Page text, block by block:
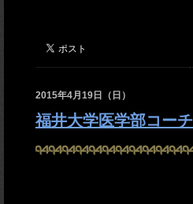
2015年4月19日（日）
福井大学医学部コ